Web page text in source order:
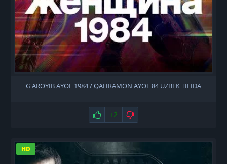
G'AROYIB AYOL 1984 / QAHRAMON AYOL 84 UZBEK TILIDA
Нравится
+2 Не нравится
HD